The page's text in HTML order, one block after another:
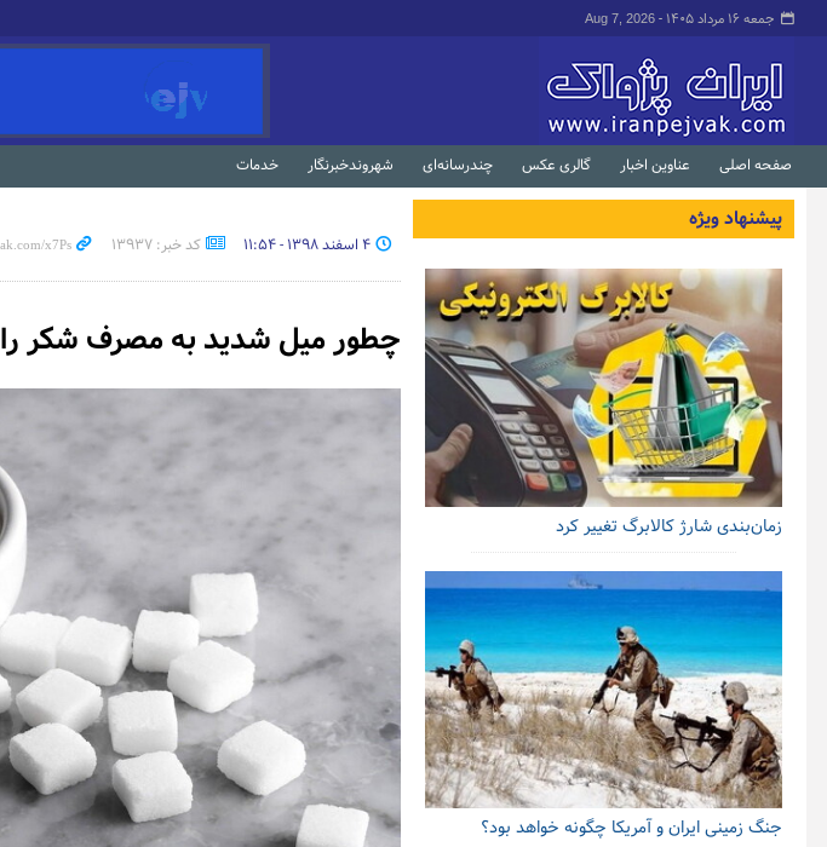
جمعه ۱۶ مرداد ۱۴۰۵ - Aug 7, 2026
صفحه اصلی عناوین اخبار گالری عکس چندرسانه‌ای شهروندخبرنگار خدمات
۴ اسفند ۱۳۹۸ - ۱۱:۵۴ کد خبر: 13937
چطور میل شدید به مصرف شکر را
پیشنهاد ویژه
زمان‌بندی شارژ کالابرگ تغییر کرد
جنگ زمینی ایران و آمریکا چگونه خواهد بود؟